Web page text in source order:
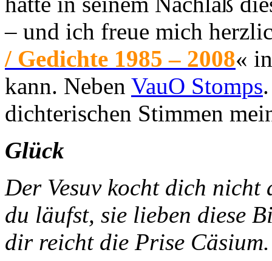
– und ich freue mich
/ Gedichte 1985 – 2008«
kann. Neben VauO Stomps
dichterischen Stimmen
Glück
Der Vesuv kocht
du läufst, sie lieben diese
dir reicht die Prise Cäsium.